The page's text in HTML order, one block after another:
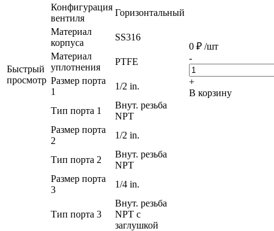
Быстрый
просмотр
Конфигурация
вентиля
Горизонтальный
Материал
корпуса
SS316
Материал
уплотнения
PTFE
Размер порта
1
1/2 in.
Тип порта 1
Внут. резьба
NPT
Размер порта
2
1/2 in.
Тип порта 2
Внут. резьба
NPT
Размер порта
3
1/4 in.
Тип порта 3
Внут. резьба
NPT с
заглушкой
0 ₽ /шт
-
+
В корзину